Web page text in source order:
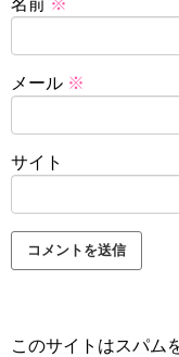
メール ※
サイト
このサイトはスパム